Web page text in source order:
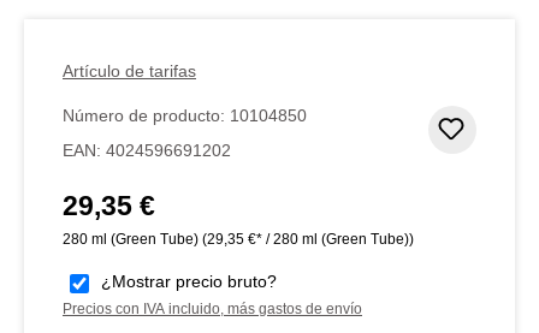
Artículo de tarifas
Número de producto: 10104850
EAN: 4024596691202
Precio normal:
29,35 €
280 ml (Green Tube) (29,35 €* / 280 ml (Green Tube))
¿Mostrar precio bruto?
Precios con IVA incluido, más gastos de envío